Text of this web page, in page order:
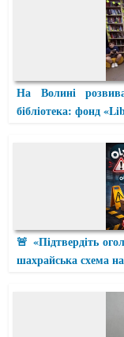
На Волині
бібліотека: фонд
🚨 «Підтвердіть
шахрайська схема